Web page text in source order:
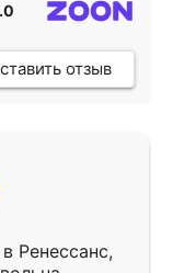
отзыв
Ренессанс,